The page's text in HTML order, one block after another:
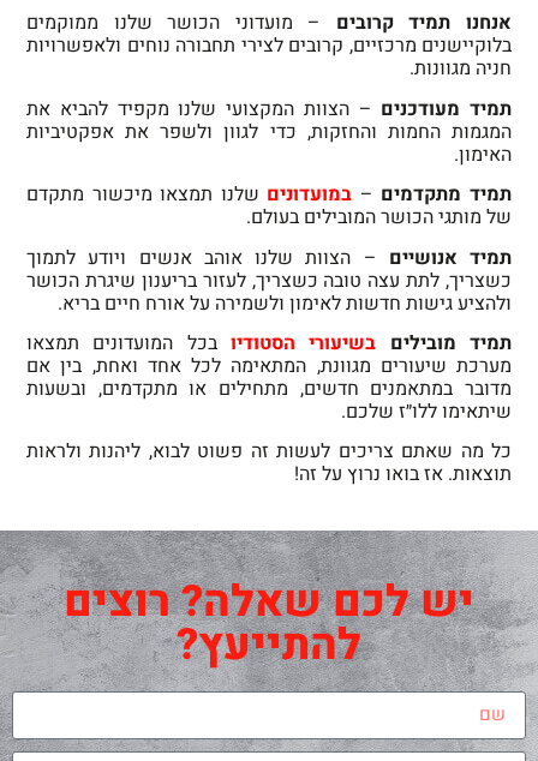
אנחנו תמיד קרובים – מועדוני הכושר שלנו ממוקמים
בלוקיישנים מרכזיים, קרובים לצירי תחבורה נוחים ולאפשרויות
חניה מגוונות.
תמיד מעודכנים – הצוות המקצועי שלנו מקפיד להביא את
המגמות החמות והחזקות, כדי לגוון ולשפר את אפקטיביות
האימון.
תמיד מתקדמים – במועדונים שלנו תמצאו מיכשור מתקדם
של מותגי הכושר המובילים בעולם.
תמיד אנושיים – הצוות שלנו אוהב אנשים ויודע לתמוך
כשצריך, לתת עצה טובה כשצריך, לעזור בריענון שיגרת הכושר
ולהציע גישות חדשות לאימון ולשמירה על אורח חיים בריא.
תמיד מובילים בשיעורי הסטודיו בכל המועדונים תמצאו
מערכת שיעורים מגוונת, המתאימה לכל אחד ואחת, בין אם
מדובר במתאמנים חדשים, מתחילים או מתקדמים, ובשעות
שיתאימו ללו״ז שלכם.
כל מה שאתם צריכים לעשות זה פשוט לבוא, ליהנות ולראות
תוצאות. אז בואו נרוץ על זה!
יש לכם שאלה? רוצים
להתייעץ?